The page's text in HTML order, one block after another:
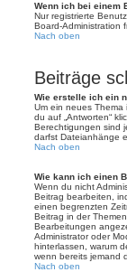
Wenn ich bei einem
Nur registrierte
Board-Administration
Nach oben
Beiträge
Wie erstelle ich ein
Um ein neues Thema
du auf „Antworten“
Berechtigungen sind
darfst Dateianhänge
Nach oben
Wie kann ich einen
Wenn du nicht
Beitrag bearbeiten,
einen begrenzten
Beitrag in der
Bearbeitungen
Administrator oder
hinterlassen, warum
wenn bereits jemand
Nach oben